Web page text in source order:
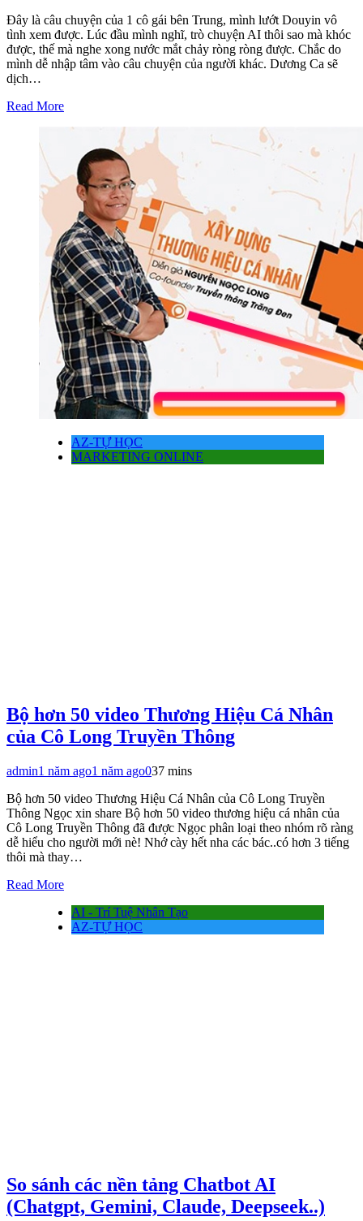
Đây là câu chuyện của 1 cô gái bên Trung, mình lướt Douyin vô
tình xem được. Lúc đầu mình nghĩ, trò chuyện AI thôi sao mà khóc
được, thế mà nghe xong nước mắt chảy ròng ròng được. Chắc do
mình dễ nhập tâm vào câu chuyện của người khác. Dương Ca sẽ
dịch…
Read More
AZ-TỰ HỌC
MARKETING ONLINE
Bộ hơn 50 video Thương Hiệu Cá Nhân
của Cô Long Truyền Thông
admin1 năm ago1 năm ago037 mins
Bộ hơn 50 video Thương Hiệu Cá Nhân của Cô Long Truyền
Thông Ngọc xin share Bộ hơn 50 video thương hiệu cá nhân của
Cô Long Truyền Thông đã được Ngọc phân loại theo nhóm rõ ràng
dễ hiểu cho người mới nè! Nhớ cày hết nha các bác..có hơn 3 tiếng
thôi mà thay…
Read More
AI - Trí Tuệ Nhân Tạo
AZ-TỰ HỌC
So sánh các nền tảng Chatbot AI
(Chatgpt, Gemini, Claude, Deepseek..)